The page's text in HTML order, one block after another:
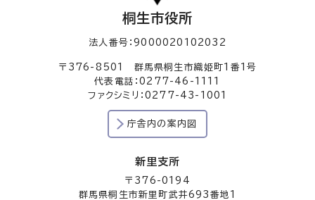
桐生市役所
法人番号：9000020102032
〒376-8501 群馬県桐生市織姫町1番1号
代表電話：0277-46-1111
ファクシミリ：0277-43-1001
庁舎内の案内図
新里支所
〒376-0194
群馬県桐生市新里町武井693番地1